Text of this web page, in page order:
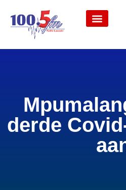
derde